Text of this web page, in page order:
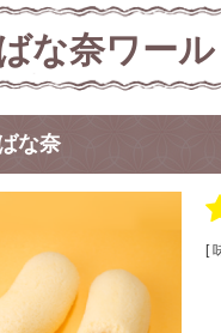
な奈ワー
な奈
[